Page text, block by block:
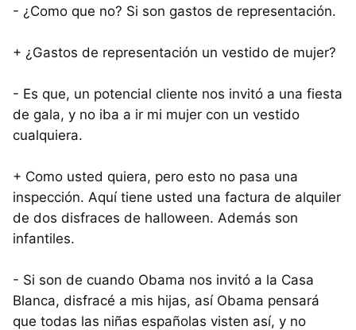
- ¿Como que no? Si son gastos de representación.
+ ¿Gastos de representación un vestido de mujer?
- Es que, un potencial cliente nos invitó a una fiesta
de gala, y no iba a ir mi mujer con un vestido
cualquiera.
+ Como usted quiera, pero esto no pasa una
inspección. Aquí tiene usted una factura de alquiler
de dos disfraces de halloween. Además son
infantiles.
- Si son de cuando Obama nos invitó a la Casa
Blanca, disfracé a mis hijas, así Obama pensará
que todas las niñas españolas visten así, y no